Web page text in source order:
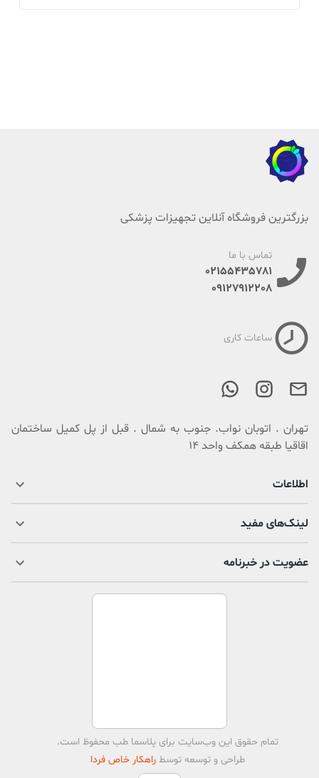
بزرگترین فروشگاه آنلاین تجهیزات پزشکی
تماس با ما
02155435781
09127912208
ساعات کاری
تهران . اتوبان نواب. جنوب به شمال . قبل از پل کمیل ساختمان
اقاقیا طبقه همکف واحد 14
اطلاعات
لینک‌های مفید
عضویت در خبرنامه
تمام حقوق اين وب‌سايت برایپلاسما طب محفوظ است.
طراحی و توسعه توسط راهکار خاص فردا